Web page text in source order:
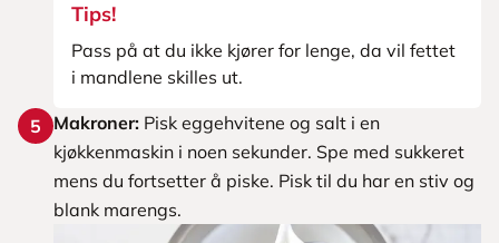
Tips!
Pass på at du ikke kjører for lenge, da vil fettet
i mandlene skilles ut.
5 Makroner: Pisk eggehvitene og salt i en
kjøkkenmaskin i noen sekunder. Spe med sukkeret
mens du fortsetter å piske. Pisk til du har en stiv og
blank marengs.